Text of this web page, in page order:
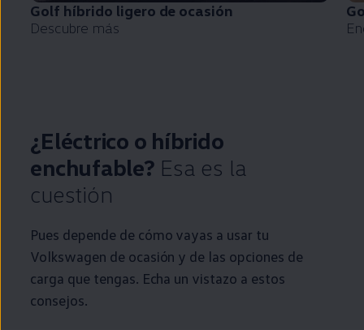
Golf híbrido ligero de ocasión
Descubre más
¿Eléctrico o híbrido
enchufable? Esa es la
cuestión
Pues depende de cómo vayas a usar tu
Volkswagen de ocasión y de las opciones de
carga que tengas. Echa un vistazo a estos
consejos.